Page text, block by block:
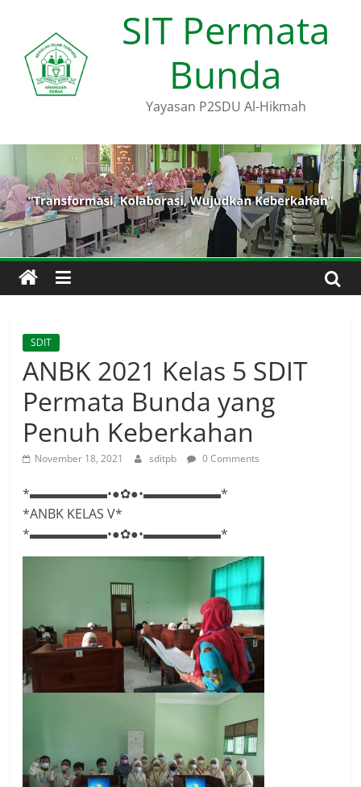
content
SIT Permata
Bunda
Yayasan P2SDU Al-Hikmah
SDIT
ANBK 2021 Kelas 5 SDIT
Permata Bunda yang
Penuh Keberkahan
November 18, 2021 sditpb 0 Comments
*▬▬▬▬▬▬•●✿●•▬▬▬▬▬▬*
*ANBK KELAS V*
*▬▬▬▬▬▬•●✿●•▬▬▬▬▬▬*